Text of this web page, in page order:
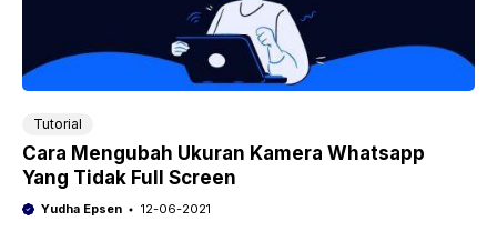
Tutorial
Cara Mengubah Ukuran Kamera Whatsapp
Yang Tidak Full Screen
Yudha Epsen 12-06-2021